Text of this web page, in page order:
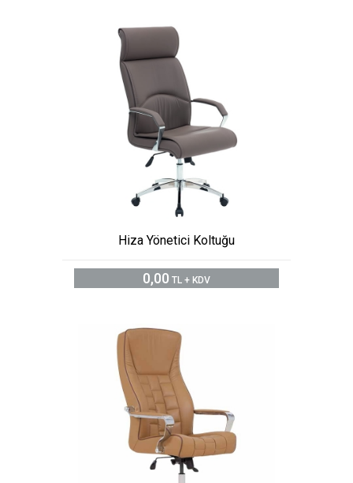
Hiza Yönetici Koltuğu
0,00 TL + KDV